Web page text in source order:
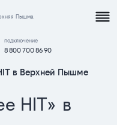
Пышма
подключение
8 800 700 86 90
в Верхней Пышме
HIT» в